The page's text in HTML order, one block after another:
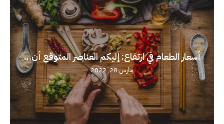
أسعار الطعام في ارتفاع: إليكم العناصر المتوقع أن...
مارس 28, 2022